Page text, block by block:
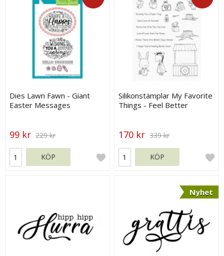
Dies Lawn Fawn - Giant
Easter Messages
99 kr 229 kr
KÖP
Silikonstämplar My Favorite
Things - Feel Better
170 kr 339 kr
KÖP
Nyhet